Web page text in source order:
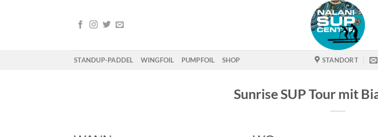
STANDUP-PADDEL WINGFOIL PUMPFOIL SHOP STANDORT
Sunrise SUP Tour mit